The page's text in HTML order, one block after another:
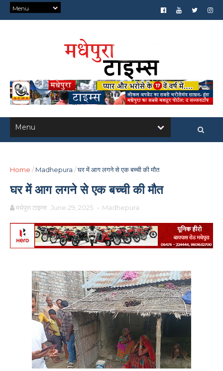
Home / Madhepura /घर में आग लगने से एक बच्ची की मौत
घर में आग लगने से एक बच्ची की मौत
मधेपुरा टाइम्स June 29, 2025 - Madhepura